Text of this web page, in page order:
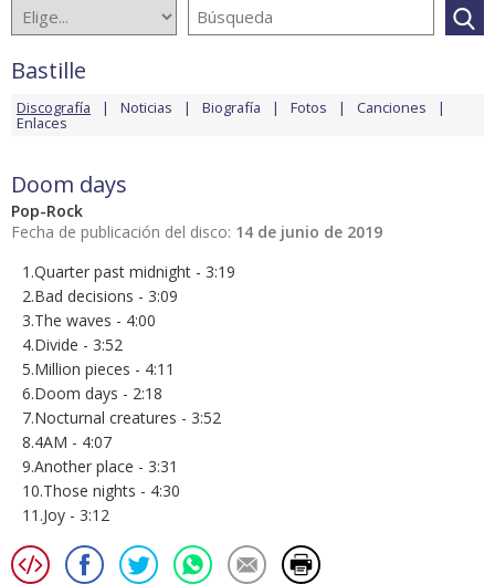
Bastille
Discografía Noticias Biografía Fotos Canciones
Enlaces
Doom days
Pop-Rock
Fecha de publicación del disco: 14 de junio de 2019
1.Quarter past midnight - 3:19
2.Bad decisions - 3:09
3.The waves - 4:00
4.Divide - 3:52
5.Million pieces - 4:11
6.Doom days - 2:18
7.Nocturnal creatures - 3:52
8.4AM - 4:07
9.Another place - 3:31
10.Those nights - 4:30
11.Joy - 3:12